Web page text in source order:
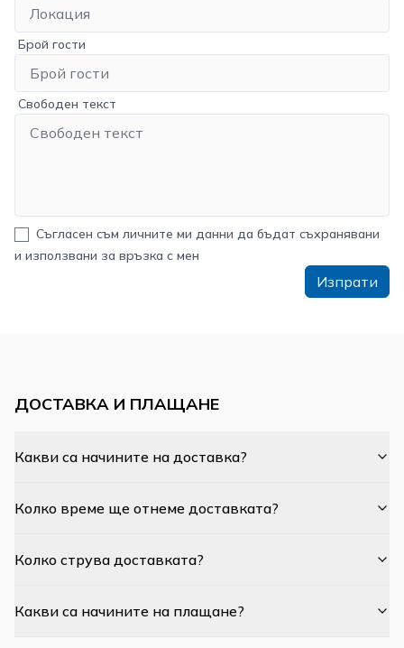
Брой гости
Свободен текст
Съгласен съм личните ми данни да бъдат съхранявани
и използвани за връзка с мен
Изпрати
ДОСТАВКА И ПЛАЩАНЕ
Какви са начините на доставка?
Колко време ще отнеме доставката?
Колко струва доставката?
Какви са начините на плащане?